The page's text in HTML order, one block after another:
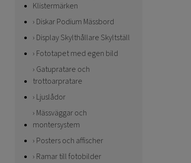
Klistermärken
Diskar Podium Mässbord
Display Skylthållare Skyltställ
Fototapet med egen bild
Gatupratare och
trottoarpratare
Ljuslådor
Mässväggar och
montersystem
Posters och affischer
Ramar till fotobilder